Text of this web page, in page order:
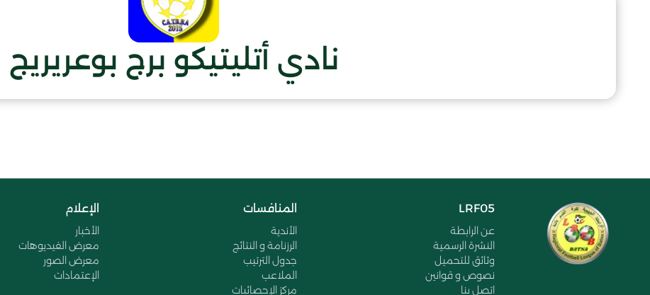
نادي أتليتيكو برج بوعريريج
LRF05
عن الرابطة
النشرة الرسمية
وثائق للتحميل
نصوص و قوانين
اتصل بنا
المنافسات
الأندية
الرزنامة و النتائج
جدول الترتيب
الملاعب
مركز الإحصائيات
الإعلام
الأخبار
معرض الفيديوهات
معرض الصور
الإعتمادات